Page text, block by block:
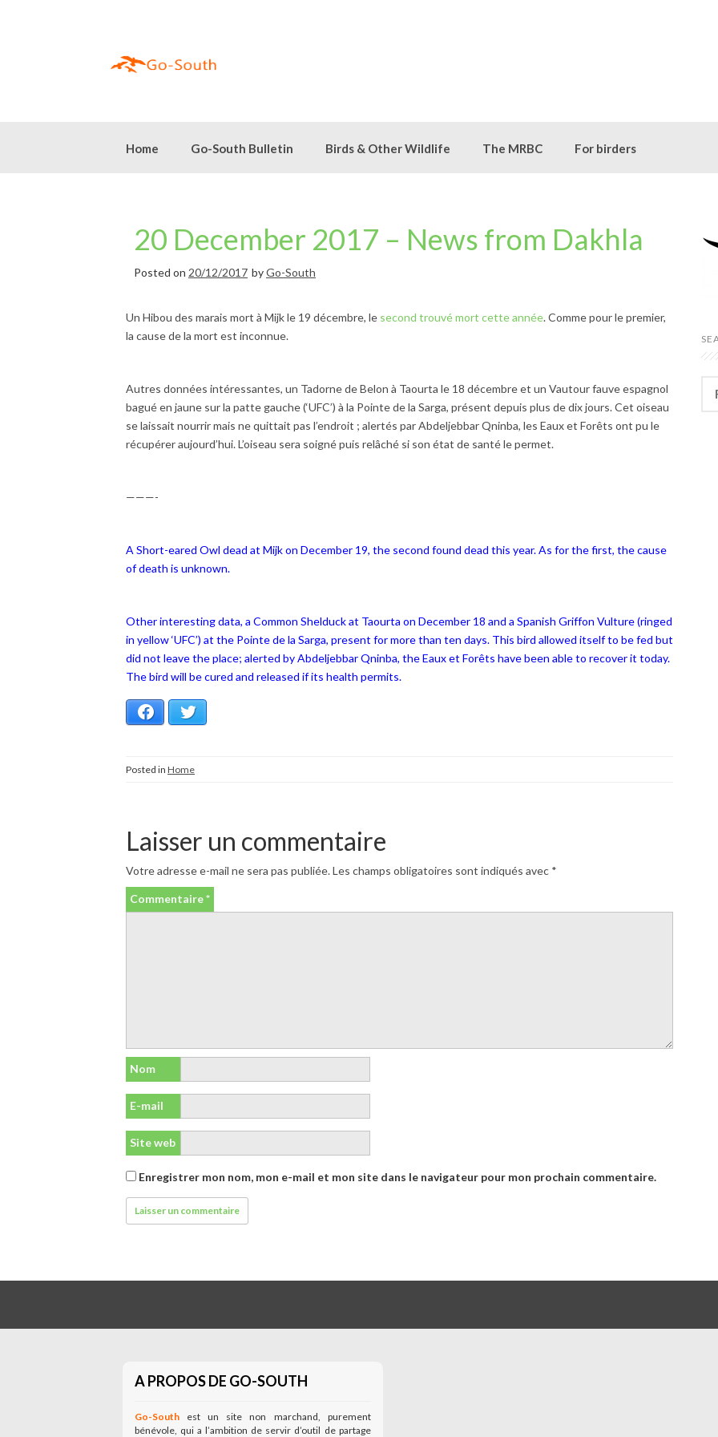
Home Go-South Bulletin Birds & Other Wildlife The MRBC For birders
20 December 2017 – News from Dakhla
Posted on 20/12/2017 byGo-South
Un Hibou des marais mort à Mijk le 19 décembre, le second trouvé mort cette année. Comme pour le premier,
la cause de la mort est inconnue.
Autres données intéressantes, un Tadorne de Belon à Taourta le 18 décembre et un Vautour fauve espagnol
bagué en jaune sur la patte gauche (‘UFC’) à la Pointe de la Sarga, présent depuis plus de dix jours. Cet oiseau
se laissait nourrir mais ne quittait pas l’endroit ; alertés par Abdeljebbar Qninba, les Eaux et Forêts ont pu le
récupérer aujourd’hui. L’oiseau sera soigné puis relâché si son état de santé le permet.
———-
A Short-eared Owl dead at Mijk on December 19, the second found dead this year. As for the first, the cause
of death is unknown.
Other interesting data, a Common Shelduck at Taourta on December 18 and a Spanish Griffon Vulture (ringed
in yellow ‘UFC’) at the Pointe de la Sarga, present for more than ten days. This bird allowed itself to be fed but
did not leave the place; alerted by Abdeljebbar Qninba, the Eaux et Forêts have been able to recover it today.
The bird will be cured and released if its health permits.
Facebook
Posted in Home
Laisser un commentaire
Votre adresse e-mail ne sera pas publiée.Les champs obligatoires sont indiqués avec *
Commentaire*
Nom
E-mail
Site web
Enregistrer mon nom, mon e-mail et mon site dans le navigateur pour mon prochain commentaire.
A PROPOS DE GO-SOUTH
Go-South est un site non marchand, purement
bénévole, qui a l’ambition de servir d’outil de partage